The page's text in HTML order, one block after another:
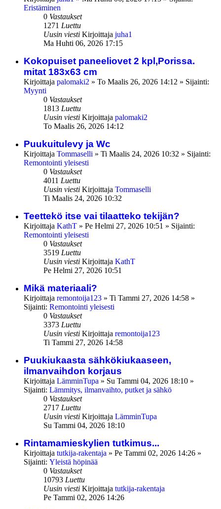
Eristäminen
0 Vastaukset
1271 Luettu
Uusin viesti Kirjoittaja juha1
Ma Huhti 06, 2026 17:15
Kokopuiset paneeliovet 2 kpl,Porissa.
mitat 183x63 cm
Kirjoittaja palomaki2 » To Maalis 26, 2026 14:12 » Sijainti:
Myynti
0 Vastaukset
1813 Luettu
Uusin viesti Kirjoittaja palomaki2
To Maalis 26, 2026 14:12
Puukuitulevy ja Wc
Kirjoittaja Tommaselli » Ti Maalis 24, 2026 10:32 » Sijainti:
Remontointi yleisesti
0 Vastaukset
4011 Luettu
Uusin viesti Kirjoittaja Tommaselli
Ti Maalis 24, 2026 10:32
Teettekö itse vai tilaatteko tekijän?
Kirjoittaja KathT » Pe Helmi 27, 2026 10:51 » Sijainti:
Remontointi yleisesti
0 Vastaukset
3519 Luettu
Uusin viesti Kirjoittaja KathT
Pe Helmi 27, 2026 10:51
Mikä materiaali?
Kirjoittaja remontoija123 » Ti Tammi 27, 2026 14:58 »
Sijainti: Remontointi yleisesti
0 Vastaukset
3373 Luettu
Uusin viesti Kirjoittaja remontoija123
Ti Tammi 27, 2026 14:58
Puukiukaasta sähkökiukaaseen,
ilmanvaihdon korjaus
Kirjoittaja LämminTupa » Su Tammi 04, 2026 18:10 »
Sijainti: Lämmitys, ilmanvaihto, putket ja sähkö
0 Vastaukset
2717 Luettu
Uusin viesti Kirjoittaja LämminTupa
Su Tammi 04, 2026 18:10
Rintamamieskylien tutkimus...
Kirjoittaja tutkija-rakentaja » Pe Tammi 02, 2026 14:26 »
Sijainti: Yleistä höpinää
0 Vastaukset
10793 Luettu
Uusin viesti Kirjoittaja tutkija-rakentaja
Pe Tammi 02, 2026 14:26